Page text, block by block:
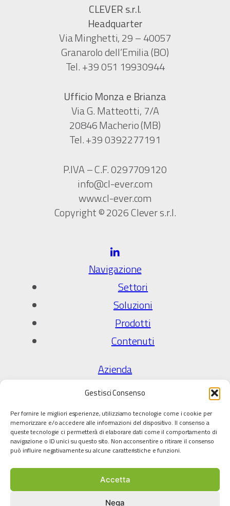
Gestisci Consenso
Per fornire le migliori esperienze, utilizziamo tecnologie come i cookie per
memorizzare e/o accedere alle informazioni del dispositivo. Il consenso a
queste tecnologie ci permetterà di elaborare dati come il comportamento di
navigazione o ID unici su questo sito. Non acconsentire o ritirare il consenso
può influire negativamente su alcune caratteristiche e funzioni.
Accetta
Nega
CLEVER s.r.l.
Headquarter
Via Minghetti, 29 – 40057
Granarolo dell’Emilia (BO)
Tel. +39 051 19930944
Ufficio Monza e Brianza
Via G. Matteotti, 7/A
20846 Macherio (MB)
Tel. +39 0392277191
P.IVA – C.F. 0297709120
info@cl-ever.com
www.cl-ever.com
Copyright © 2026 Clever s.r.l.
Navigazione
Settori
Soluzioni
Prodotti
Contenuti
Azienda
Chi Siamo
Partner tecnologici
Scarica cataloghi
Legale